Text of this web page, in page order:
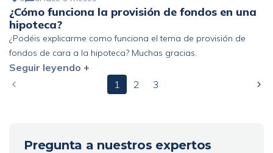
queremos hipoteca para no descapitalizarnos. El piso son
105.000 mas impuestos. Gracias!
¿Cómo funciona la provisión de fondos en una
hipoteca?
¿Podéis explicarme como funciona el tema de provisión de
fondos de cara a la hipoteca? Muchas gracias.
Seguir leyendo +
1
2 3
Pregunta a nuestros expertos